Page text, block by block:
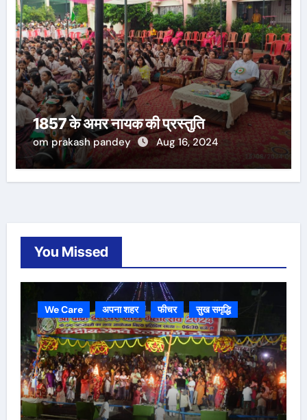
1857 के अमर नायक की प्रस्तुति
om prakash pandey Aug 16, 2024
You Missed
We Care अपना शहर फीचर सुख समृद्धि